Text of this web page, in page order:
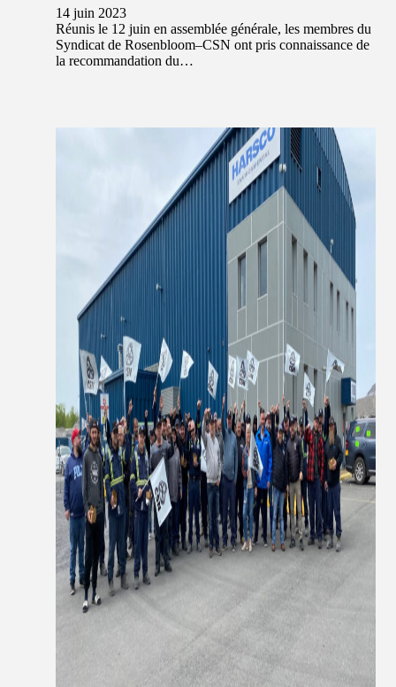
14 juin 2023
Réunis le 12 juin en assemblée générale, les membres du
Syndicat de Rosenbloom–CSN ont pris connaissance de
la recommandation du…